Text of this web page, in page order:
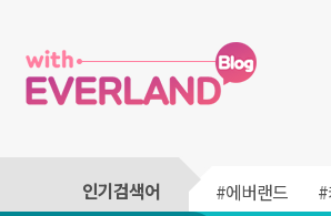
#에버랜드